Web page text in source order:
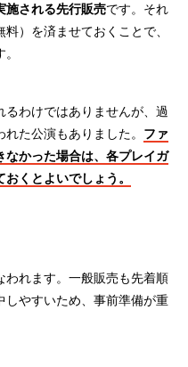
施される先行販売です。それ
）を済ませておくことで、
わけではありませんが、過
た公演もありました。 ファ
なかった場合は、各プレイガ
くとよいでしょう。
われます。一般販売も先着順
しやすいため、事前準備が重